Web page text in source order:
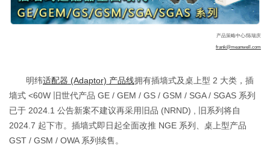
产品策略中心/陈瑞庆
frank@meanwell.com
明纬适配器 (Adaptor) 产品线拥有插墙式及桌上型 2 大类，插
墙式 <60W 旧世代产品 GE / GEM / GS / GSM / SGA / SGAS 系列
已于 2024.1 公告新案不建议再采用旧品 (NRND) , 旧系列将自
2024.7 起下市。插墙式即日起全面改推 NGE 系列、桌上型产品
GST / GSM / OWA 系列续售。